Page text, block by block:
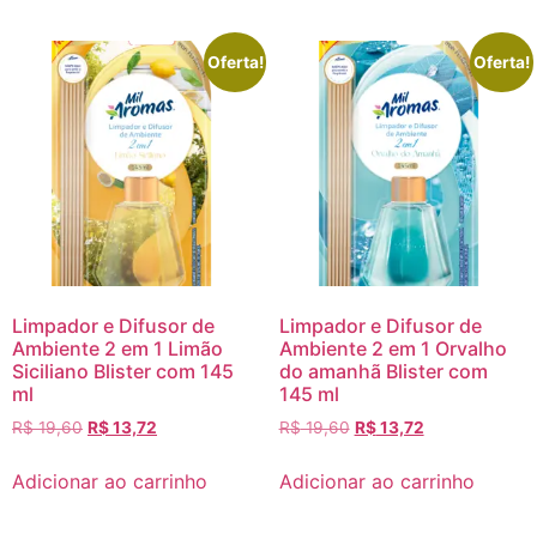
Oferta!
Limpador e Difusor de
Ambiente 2 em 1 Limão
Siciliano Blister com 145
ml
R$19,60 R$13,72
Adicionar ao carrinho
Oferta!
Limpador e Difusor de
Ambiente 2 em 1 Orvalho
do amanhã Blister com
145 ml
R$19,60 R$13,72
Adicionar ao carrinho